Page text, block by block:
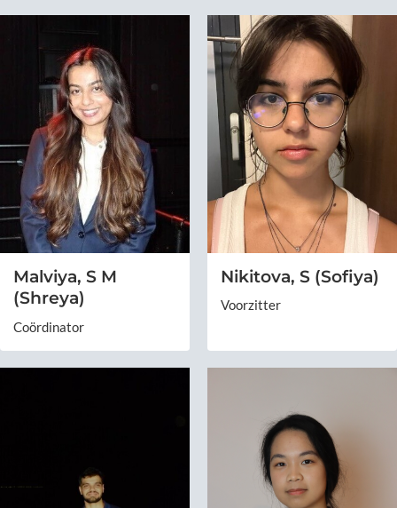
Malviya, S M
(Shreya)
Coördinator
Nikitova, S (Sofiya)
Voorzitter